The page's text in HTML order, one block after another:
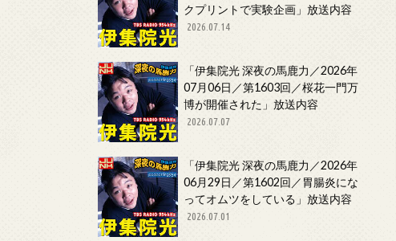
クプリントで実験企画」放送内容
2026.07.14
「伊集院光 深夜の馬鹿力／2026年
07月06日／第1603回／桜花一門万
博が開催された」放送内容
2026.07.07
「伊集院光 深夜の馬鹿力／2026年
06月29日／第1602回／胃腸炎にな
ってオムツをしている」放送内容
2026.07.01